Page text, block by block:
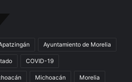
Ayuntamiento de Morelia
COVID-19
Michoacán Morelia